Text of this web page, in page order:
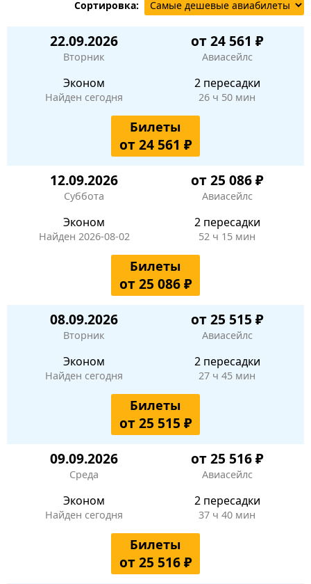
Сортировка:
22.09.2026
Вторник
от 24 561 ₽
Авиасейлс
Эконом
Найден сегодня
2 пересадки
26 ч 50 мин
Билеты
от 24 561 ₽
12.09.2026
Суббота
от 25 086 ₽
Авиасейлс
Эконом
Найден 2026-08-02
2 пересадки
52 ч 15 мин
Билеты
от 25 086 ₽
08.09.2026
Вторник
от 25 515 ₽
Авиасейлс
Эконом
Найден сегодня
2 пересадки
27 ч 45 мин
Билеты
от 25 515 ₽
09.09.2026
Среда
от 25 516 ₽
Авиасейлс
Эконом
Найден сегодня
2 пересадки
37 ч 40 мин
Билеты
от 25 516 ₽